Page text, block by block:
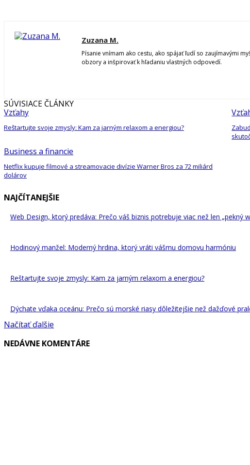
Zuzana M.
Písanie vnímam ako cestu, ako spájať ľudí so zaujímavými
obzory a inšpirovať k hľadaniu vlastných odpovedí.
SÚVISIACE ČLÁNKY
Vzťahy
Reštartujte svoje zmysly: Kam za jarným relaxom a energiou?
Business a financie
Netflix kupuje filmové a streamovacie divízie Warner Bros za 72 miliárd
dolárov
NAJČÍTANEJŠIE
Web Design, ktorý predáva: Prečo váš biznis potrebuje viac než len „pekný
Hodinový manžel: Moderný hrdina, ktorý vráti vášmu domovu harmóniu
Reštartujte svoje zmysly: Kam za jarným relaxom a energiou?
Dýchate vďaka oceánu: Prečo sú morské riasy dôležitejšie než dažďové
Načítať ďalšie
NEDÁVNE KOMENTÁRE